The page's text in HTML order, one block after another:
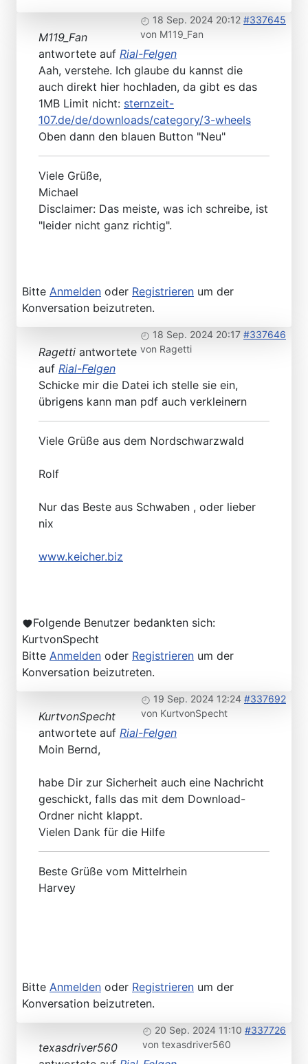
18 Sep. 2024 20:12 #337645
von M119_Fan
M119_Fan
antwortete auf Rial-Felgen
Aah, verstehe. Ich glaube du kannst die
auch direkt hier hochladen, da gibt es das
1MB Limit nicht: sternzeit-
107.de/de/downloads/category/3-wheels
Oben dann den blauen Button "Neu"
Viele Grüße,
Michael
Disclaimer: Das meiste, was ich schreibe, ist
"leider nicht ganz richtig".
Bitte Anmelden oder Registrieren um der
Konversation beizutreten.
18 Sep. 2024 20:17 #337646
von Ragetti
Ragetti antwortete
auf Rial-Felgen
Schicke mir die Datei ich stelle sie ein,
übrigens kann man pdf auch verkleinern
Viele Grüße aus dem Nordschwarzwald
Rolf
Nur das Beste aus Schwaben , oder lieber
nix
www.keicher.biz
Folgende Benutzer bedankten sich:
KurtvonSpecht
Bitte Anmelden oder Registrieren um der
Konversation beizutreten.
19 Sep. 2024 12:24 #337692
von KurtvonSpecht
KurtvonSpecht
antwortete auf Rial-Felgen
Moin Bernd,
habe Dir zur Sicherheit auch eine Nachricht
geschickt, falls das mit dem Download-
Ordner nicht klappt.
Vielen Dank für die Hilfe
Beste Grüße vom Mittelrhein
Harvey
Bitte Anmelden oder Registrieren um der
Konversation beizutreten.
20 Sep. 2024 11:10 #337726
von texasdriver560
texasdriver560